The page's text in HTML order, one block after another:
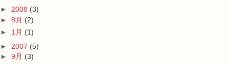
► 2008 (3)
► 8月 (2)
► 1月 (1)
► 2007 (5)
► 9月 (3)